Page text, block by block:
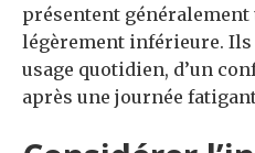
présentent
légèrement inférieure.
usage quotidien, d’un
après une journée